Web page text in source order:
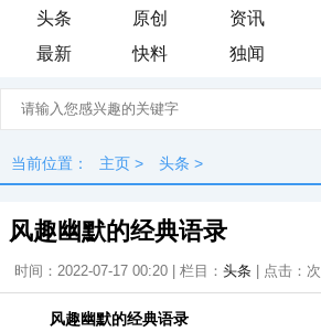
头条 原创 资讯
最新
快料 独闻
当前位置： 主页 > 头条 >
风趣幽默的经典语录
时间：2022-07-17 00:20 | 栏目： 头条 | 点击： 次
风趣幽默的经典语录